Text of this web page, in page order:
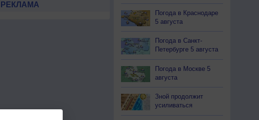
РЕКЛАМА
Погода в Краснодаре
5 августа
Погода в Санкт-
Петербурге 5 августа
Погода в Москве 5
августа
Зной продолжит
усиливаться